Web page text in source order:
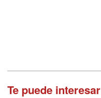
Te puede interesar